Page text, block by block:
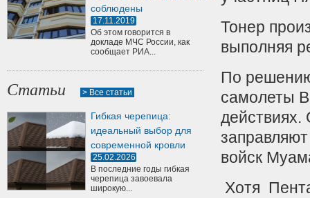
соблюдены
17.11.2019
Об этом говорится в
докладе МЧС России, как
сообщает РИА...
Статьи > Все статьи
Гибкая черепица:
идеальный выбор для
современной кровли
25.02.2026
В последние годы гибкая
черепица завоевала
широкую...
Тонер
выполняя
По
самолеты
действиях.
войск
Хотя